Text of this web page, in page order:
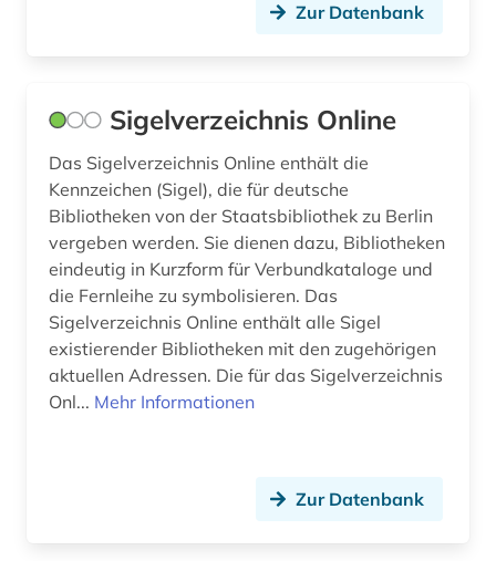
wissenschaftliche gesellschaft (1)
zeitschrift (7)
zeitung (5)
ägyptologie (1)
österreich (1)
Zur Datenbank
Sigelverzeichnis Online
Das Sigelverzeichnis Online enthält die
Kennzeichen (Sigel), die für deutsche
Bibliotheken von der Staatsbibliothek zu Berlin
vergeben werden. Sie dienen dazu, Bibliotheken
eindeutig in Kurzform für Verbundkataloge und
die Fernleihe zu symbolisieren. Das
Sigelverzeichnis Online enthält alle Sigel
existierender Bibliotheken mit den zugehörigen
aktuellen Adressen. Die für das Sigelverzeichnis
Onl... Mehr Informationen
Zur Datenbank